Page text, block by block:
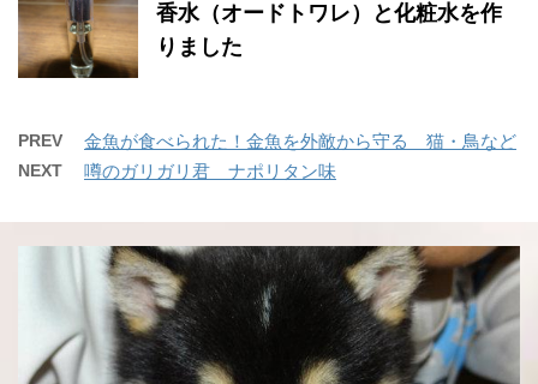
香水（オードトワレ）と化粧水を作
りました
PREV 金魚が食べられた！金魚を外敵から守る 猫・鳥など
NEXT 噂のガリガリ君 ナポリタン味